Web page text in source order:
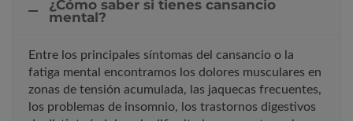
¿Cómo saber si tienes cansancio
mental?
Entre los principales síntomas del cansancio o la
fatiga mental encontramos los dolores musculares en
zonas de tensión acumulada, las jaquecas frecuentes,
los problemas de insomnio, los trastornos digestivos